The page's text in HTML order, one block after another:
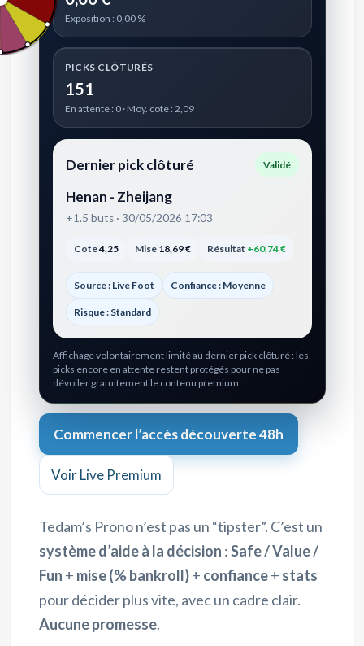
Exposition : 0,00 %
PICKS CLÔTURÉS
151
En attente : 0 · Moy. cote : 2,09
Dernier pick clôturé Validé
Henan - Zheijang
+1.5 buts · 30/05/2026 17:03
Cote4,25 Mise 18,69 € Résultat +60,74 €
Source : Live Foot Confiance : Moyenne
Risque : Standard
Affichage volontairement limité au dernier pick clôturé : les
picks encore en attente restent protégés pour ne pas
dévoiler gratuitement le contenu premium.
Commencer l’accès découverte 48h
Voir Live Premium
Tedam’s Prono n’est pas un “tipster”. C’est un
système d’aide à la décision :Safe / Value /
Fun + mise (% bankroll)+ confiance+ stats
pour décider plus vite, avec un cadre clair.
Aucune promesse.